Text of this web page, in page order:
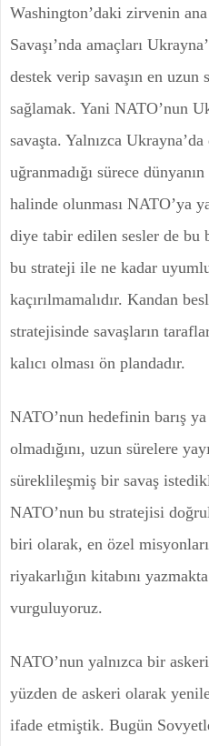
Washington’daki zirvenin
Savaşı’nda amaçları
destek verip savaşın en uzun
sağlamak. Yani NATO’nun
savaşta. Yalnızca
uğranmadığı sürece
halinde olunması NATO’ya
diye tabir edilen sesler de bu
bu strateji ile ne kadar
kaçırılmamalıdır. Kandan
stratejisinde savaşların
kalıcı olması ön plandadır.
NATO’nun hedefinin barış
olmadığını, uzun sürelere
süreklileşmiş bir savaş
NATO’nun bu stratejisi
biri olarak, en özel
riyakarlığın kitabını
vurguluyoruz.
NATO’nun yalnızca bir
yüzden de askeri olarak
ifade etmiştik. Bugün